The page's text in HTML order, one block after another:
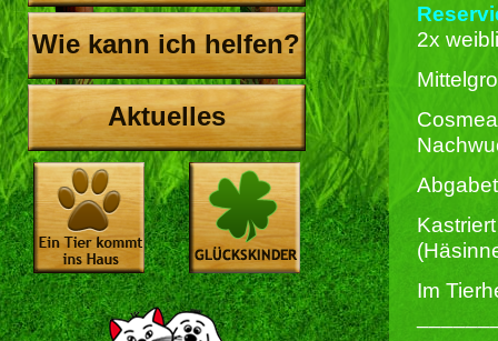
Wie kann ich helfen?
Aktuelles
2x
Im